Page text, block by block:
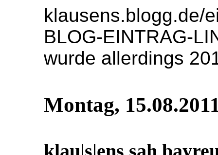
klausens.blogg.de/
BLOG-EINTRAG-
wurde allerdings
Montag,